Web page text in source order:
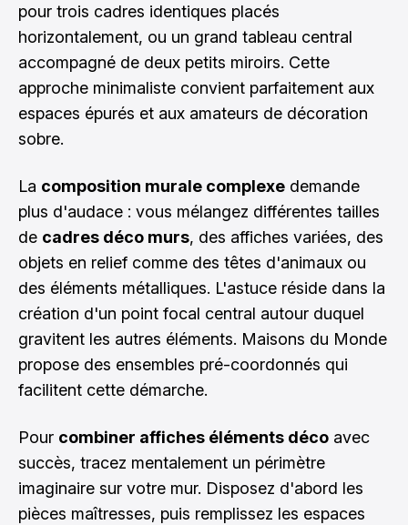
pour trois cadres identiques placés
horizontalement, ou un grand tableau central
accompagné de deux petits miroirs. Cette
approche minimaliste convient parfaitement aux
espaces épurés et aux amateurs de décoration
sobre.
La composition murale complexe demande
plus d'audace : vous mélangez différentes tailles
de cadres déco murs, des affiches variées, des
objets en relief comme des têtes d'animaux ou
des éléments métalliques. L'astuce réside dans la
création d'un point focal central autour duquel
gravitent les autres éléments. Maisons du Monde
propose des ensembles pré-coordonnés qui
facilitent cette démarche.
Pour combiner affiches éléments déco avec
succès, tracez mentalement un périmètre
imaginaire sur votre mur. Disposez d'abord les
pièces maîtresses, puis remplissez les espaces